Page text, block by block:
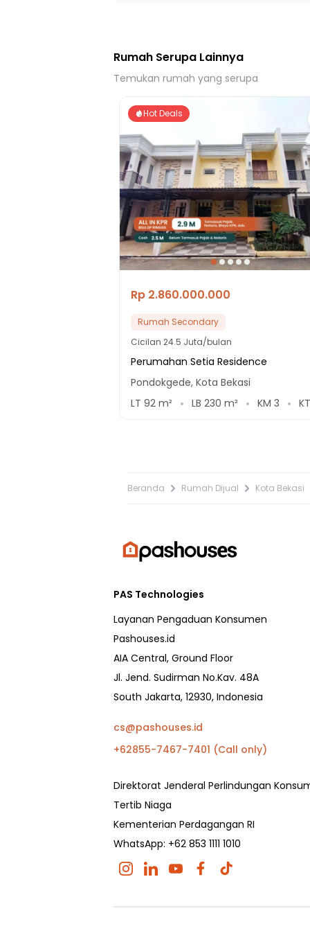
Rumah Serupa Lainnya
Temukan rumah yang serupa
Hot Deals
Rp 2.860.000.000
Rumah Secondary
Cicilan 24.5 Juta/bulan
Perumahan Setia Residence
Pondokgede, Kota Bekasi
LT 92 m² LB 230 m² KM 3 KT
Beranda Rumah Dijual Kota Bekasi
PAS Technologies
Layanan Pengaduan Konsumen
Pashouses.id
AIA Central, Ground Floor
Jl. Jend. Sudirman No.Kav. 48A
South Jakarta, 12930, Indonesia
cs@pashouses.id
+62855-7467-7401 (Call only)
Direktorat Jenderal Perlindungan
Tertib Niaga
Kementerian Perdagangan RI
WhatsApp: +62 853 1111 1010